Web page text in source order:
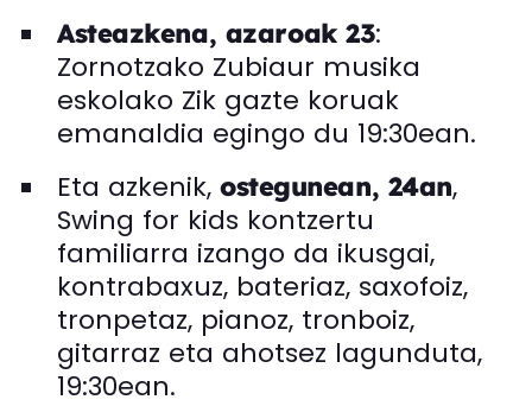
Asteazkena, azaroak 23:
Zornotzako Zubiaur musika
eskolako Zik gazte koruak
emanaldia egingo du 19:30ean.
Eta azkenik, ostegunean, 24an,
Swing for kids kontzertu
familiarra izango da ikusgai,
kontrabaxuz, bateriaz, saxofoiz,
tronpetaz, pianoz, tronboiz,
gitarraz eta ahotsez lagunduta,
19:30ean.